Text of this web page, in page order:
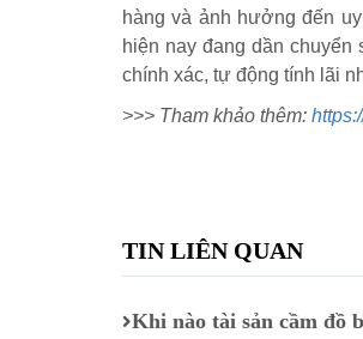
hàng và ảnh hưởng đến
hiện nay đang dần
chính xác, tự động tính lãi
>>> Tham khảo thêm:
TIN LIÊN QUAN
Khi nào tài sản cầm đồ